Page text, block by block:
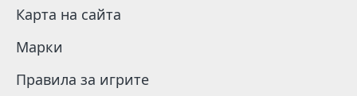
Карта на сайта
Марки
Правила за игрите